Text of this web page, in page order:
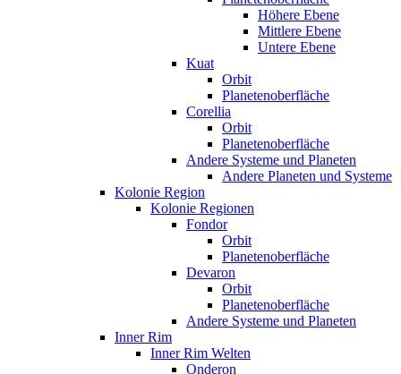
Höhere Ebene
Mittlere Ebene
Untere Ebene
Kuat
Orbit
Planetenoberfläche
Corellia
Orbit
Planetenoberfläche
Andere Systeme und Planeten
Andere Planeten und Systeme
Kolonie Region
Kolonie Regionen
Fondor
Orbit
Planetenoberfläche
Devaron
Orbit
Planetenoberfläche
Andere Systeme und Planeten
Inner Rim
Inner Rim Welten
Onderon